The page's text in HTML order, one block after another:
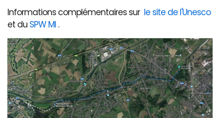
Informations complémentaires sur le site de l'Unesco
et du SPW MI .